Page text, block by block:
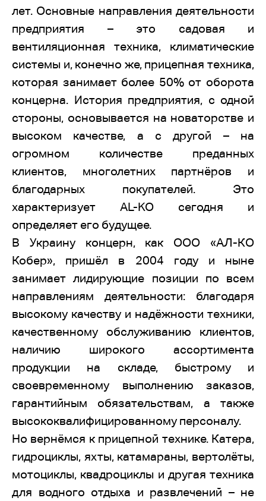
лет. Основные направления деятельности
предприятия – это садовая и
вентиляционная техника, климатические
системы и, конечно же, прицепная техника,
которая занимает более 50% от оборота
концерна. История предприятия, с одной
стороны, основывается на новаторстве и
высоком качестве, а с другой – на
огромном количестве преданных
клиентов, многолетних партнёров и
благодарных покупателей. Это
характеризует AL-KO сегодня и
определяет его будущее.
В Украину концерн, как ООО «АЛ-КО
Кобер», пришёл в 2004 году и ныне
занимает лидирующие позиции по всем
направлениям деятельности: благодаря
высокому качеству и надёжности техники,
качественному обслуживанию клиентов,
наличию широкого ассортимента
продукции на складе, быстрому и
своевременному выполнению заказов,
гарантийным обязательствам, а также
высококвалифицированному персоналу.
Но вернёмся к прицепной технике. Катера,
гидроциклы, яхты, катамараны, вертолёты,
мотоциклы, квадроциклы и другая техника
для водного отдыха и развлечений – не